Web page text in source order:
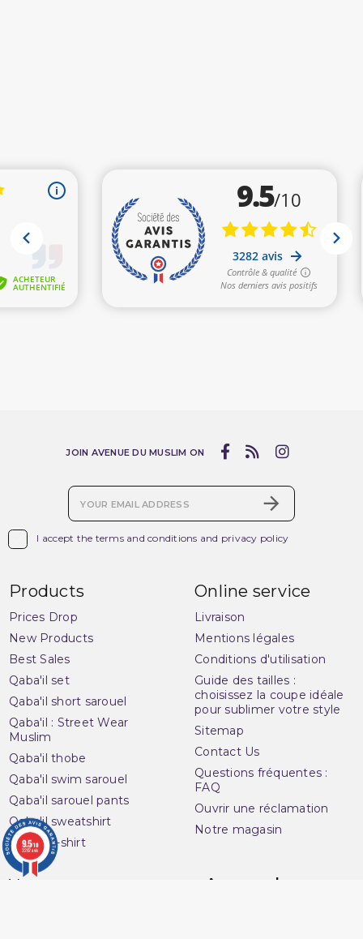
I accept the terms and conditions and privacy policy
JOIN AVENUE DU MUSLIM ON
Products
Prices Drop
New Products
Best Sales
Qaba'il set
Qaba'il short sarouel
Qaba'il : Street Wear
Muslim
Qaba'il thobe
Qaba'il swim sarouel
Qaba'il sarouel pants
Qaba'il sweatshirt
Qaba'il t-shirt
Online service
Livraison
Mentions légales
Conditions d'utilisation
Guide des tailles :
choisissez la coupe idéale
pour sublimer votre style
Sitemap
Contact Us
Questions fréquentes :
FAQ
Ouvrir une réclamation
Notre magasin
Your account
Avenue du
9.5/10
3282 avis